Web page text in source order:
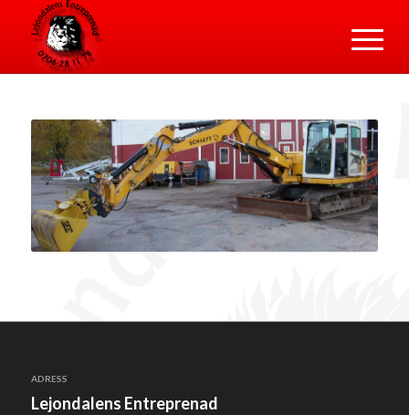
ADRESS
Lejondalens Entreprenad